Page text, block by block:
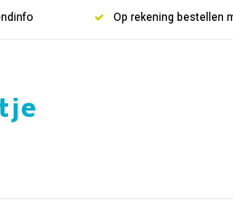
Op rekening bestellen